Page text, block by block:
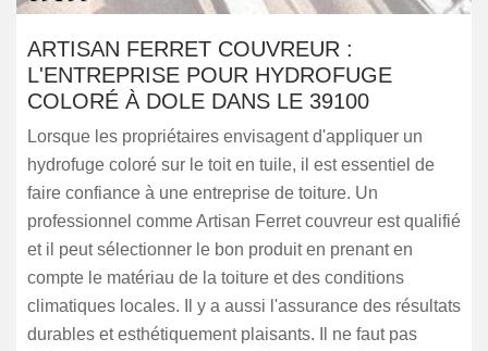
ARTISAN FERRET COUVREUR :
L'ENTREPRISE POUR HYDROFUGE
COLORÉ À DOLE DANS LE 39100
Lorsque les propriétaires envisagent d'appliquer un
hydrofuge coloré sur le toit en tuile, il est essentiel de
faire confiance à une entreprise de toiture. Un
professionnel comme Artisan Ferret couvreur est qualifié
et il peut sélectionner le bon produit en prenant en
compte le matériau de la toiture et des conditions
climatiques locales. Il y a aussi l'assurance des résultats
durables et esthétiquement plaisants. Il ne faut pas